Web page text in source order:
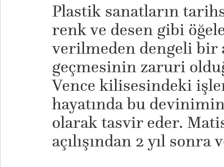
Plastik sanatların
renk ve desen gibi
verilmeden dengeli bir
geçmesinin zaruri
Vence kilisesindeki
hayatında bu
olarak tasvir eder.
açılışından 2 yıl sonra